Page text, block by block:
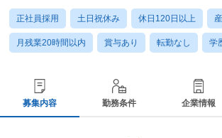
正社員採用 土日祝休み 休日120日以上
月残業20時間以内 賞与あり 転勤なし 学
募集内容 勤務条件 企業情報